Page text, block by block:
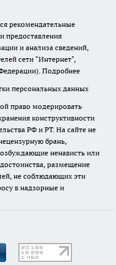
рекомендательные
предоставления
и анализа сведений,
сети "Интернет",
Подробнее
персональных данных
право модерировать
конструктивности
РФ и РТ. На сайте не
брань,
ненависть или
размещение
не соблюдающих эти
в надзорные и